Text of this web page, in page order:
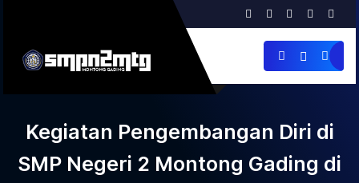
Kegiatan Pengembangan Diri di
SMP Negeri 2 Montong Gading di